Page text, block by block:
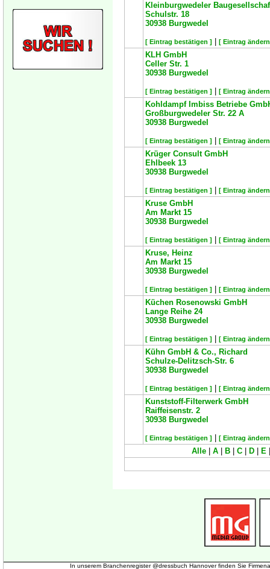
Kleinburgwedeler
Schulstr. 18
30938 Burgwedel
[ Eintrag bestätigen ] [ Eintrag
KLH GmbH
Celler Str. 1
30938 Burgwedel
[ Eintrag bestätigen ] [ Eintrag
Kohldampf Imbiss Betriebe
Großburgwedeler Str. 22 A
30938 Burgwedel
[ Eintrag bestätigen ] [ Eintrag
Krüger Consult GmbH
Ehlbeek 13
30938 Burgwedel
[ Eintrag bestätigen ] [ Eintrag
Kruse GmbH
Am Markt 15
30938 Burgwedel
[ Eintrag bestätigen ] [ Eintrag
Kruse, Heinz
Am Markt 15
30938 Burgwedel
[ Eintrag bestätigen ] [ Eintrag
Küchen Rosenowski GmbH
Lange Reihe 24
30938 Burgwedel
[ Eintrag bestätigen ] [ Eintrag
Kühn GmbH & Co., Richard
Schulze-Delitzsch-Str. 6
30938 Burgwedel
[ Eintrag bestätigen ] [ Eintrag
Kunststoff-Filterwerk GmbH
Raiffeisenstr. 2
30938 Burgwedel
[ Eintrag bestätigen ] [ Eintrag
Alle A B C D E
In unserem Branchenregister @dressbuch Hannover finden Sie